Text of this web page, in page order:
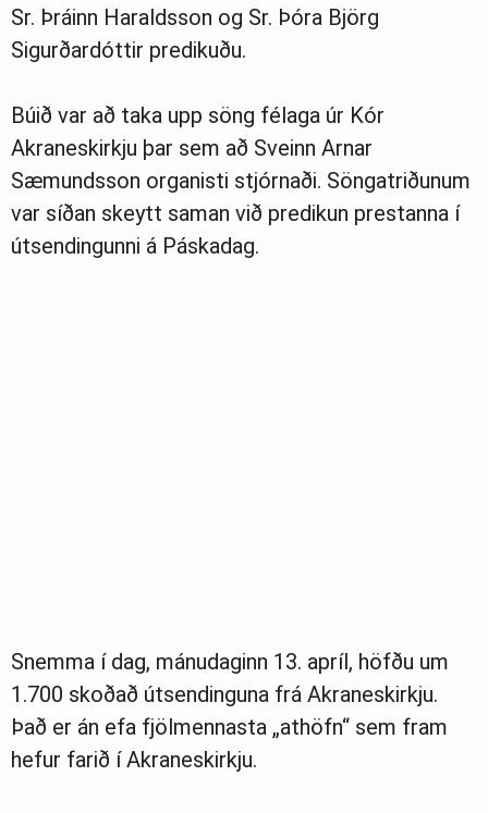
Sr. Þráinn Haraldsson og Sr. Þóra Björg
Sigurðardóttir predikuðu.
Búið var að taka upp söng félaga úr Kór
Akraneskirkju þar sem að Sveinn Arnar
Sæmundsson organisti stjórnaði. Söngatriðunum
var síðan skeytt saman við predikun prestanna í
útsendingunni á Páskadag.
Snemma í dag, mánudaginn 13. apríl, höfðu um
1.700 skoðað útsendinguna frá Akraneskirkju.
Það er án efa fjölmennasta „athöfn“ sem fram
hefur farið í Akraneskirkju.